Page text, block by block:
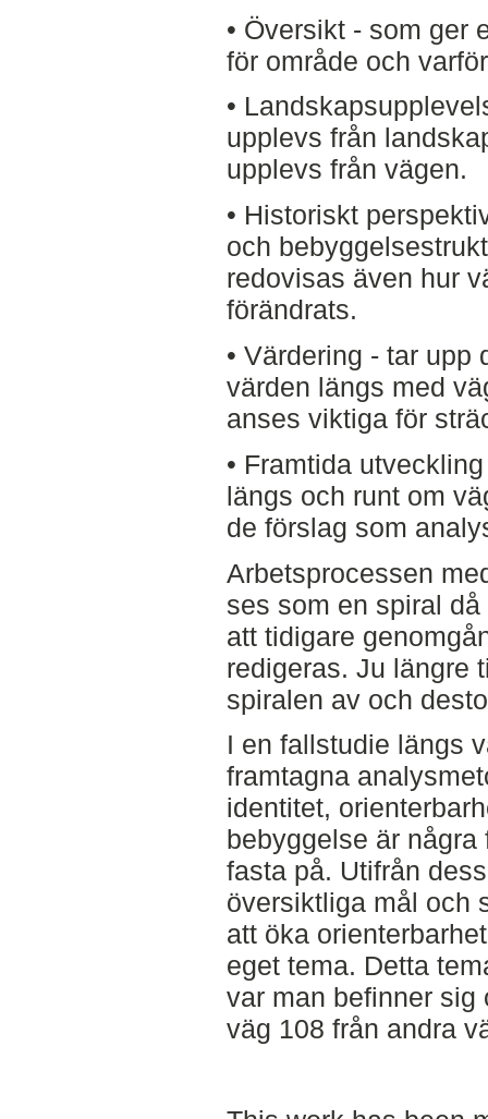
• Översikt - som ger
för område och
•
upplevs från
upplevs från vägen.
• Historiskt
och
redovisas även hur
förändrats.
• Värdering - tar
värden längs med
anses viktiga för
• Framtida
längs och runt om
de förslag som
Arbetsprocessen
ses som en spiral
att tidigare
redigeras. Ju längre
spiralen av och
I en fallstudie längs
framtagna
identitet,
bebyggelse är
fasta på. Utifrån
översiktliga mål och
att öka
eget tema. Detta
var man befinner sig
väg 108 från andra